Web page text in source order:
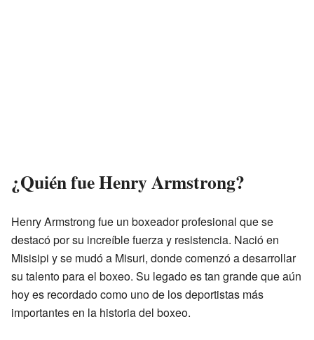
¿Quién fue Henry Armstrong?
Henry Armstrong fue un boxeador profesional que se
destacó por su increíble fuerza y resistencia. Nació en
Misisipi y se mudó a Misuri, donde comenzó a desarrollar
su talento para el boxeo. Su legado es tan grande que aún
hoy es recordado como uno de los deportistas más
importantes en la historia del boxeo.